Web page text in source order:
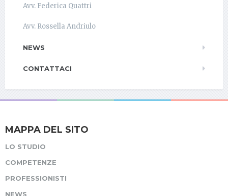
Avv. Federica Quattri
Avv. Rossella Andriulo
NEWS
CONTATTACI
MAPPA DEL SITO
LO STUDIO
COMPETENZE
PROFESSIONISTI
NEWS